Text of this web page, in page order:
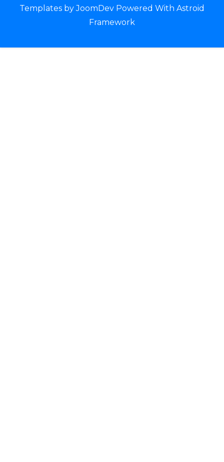
Templates byJoomDev Powered With Astroid
Framework